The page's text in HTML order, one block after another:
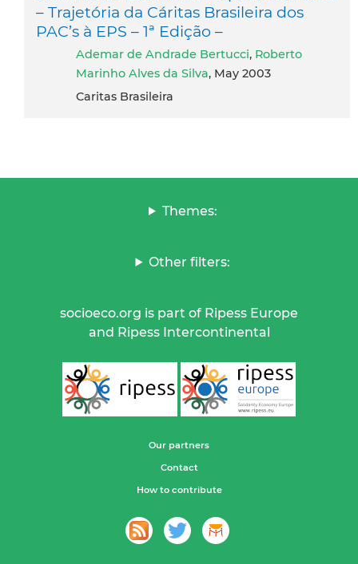
– Trajetória da Cáritas Brasileira dos
PAC’s à EPS – 1ª Edição –
Ademar de Andrade Bertucci, Roberto
Marinho Alves da Silva, May 2003
Caritas Brasileira
Themes:
Other filters:
socioeco.org is part of Ripess Europe
and Ripess Intercontinental
Our partners
Contact
How to contribute